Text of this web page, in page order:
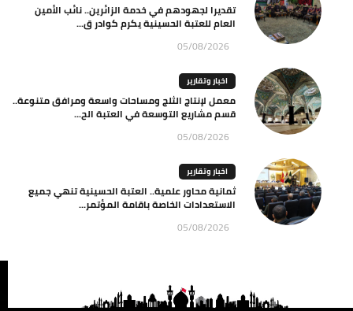
تقديرا لجهودهم في خدمة الزائرين.. نائب الأمين
العام للعتبة الحسينية يكرم كوادر ق...
05/08/2026
اخبار وتقارير
معمل لإنتاج الثلج ومساحات واسعة ومرافق متنوعة..
قسم مشاريع التوسعة في العتبة الح...
05/08/2026
اخبار وتقارير
ثمانية محاور علمية.. العتبة الحسينية تنهي جميع
الاستعدادات الخاصة باقامة المؤتمر...
05/08/2026